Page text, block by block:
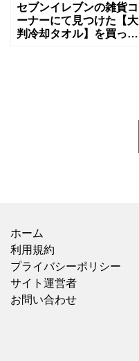
セブンイレブンの雑貨コ
ーナーにて見つけた【大
判冷却タオル】を買って
ホーム
利用規約
プライバシーポリシー
サイト運営者
お問い合わせ